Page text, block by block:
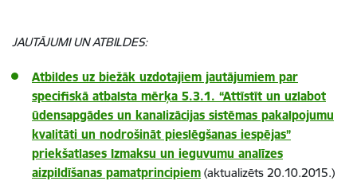
JAUTĀJUMI UN ATBILDES:
Atbildes uz biežāk uzdotajiem jautājumiem par
specifiskā atbalsta mērķa 5.3.1. “Attīstīt un uzlabot
ūdensapgādes un kanalizācijas sistēmas pakalpojumu
kvalitāti un nodrošināt pieslēgšanas iespējas”
priekšatlases Izmaksu un ieguvumu analīzes
aizpildīšanas pamatprincipiem (aktualizēts 20.10.2015.)